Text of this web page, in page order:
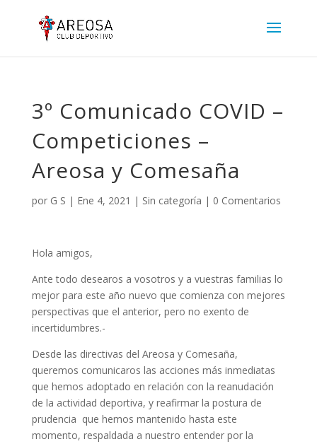
3º Comunicado COVID –
Competiciones –
Areosa y Comesaña
por G S | Ene 4, 2021 | Sin categoría | 0 Comentarios
Hola amigos,
Ante todo desearos a vosotros y a vuestras familias lo
mejor para este año nuevo que comienza con mejores
perspectivas que el anterior, pero no exento de
incertidumbres.-
Desde las directivas del Areosa y Comesaña,
queremos comunicaros las acciones más inmediatas
que hemos adoptado en relación con la reanudación
de la actividad deportiva, y reafirmar la postura de
prudencia que hemos mantenido hasta este
momento, respaldada a nuestro entender por la